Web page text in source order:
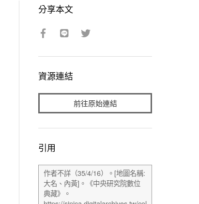
分享本文
資源連結
前往原始連結
引用